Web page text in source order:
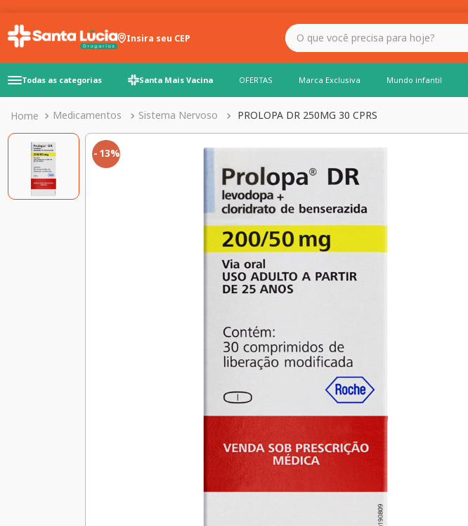
Insira seu CEP
O que você precisa para hoje?
Todas as categorias Santa Mais Vacina OFERTAS Marca Exclusiva Mundo infantil
Medicamentos Sistema Nervoso PROLOPA DR 250MG 30 CPRS
13%